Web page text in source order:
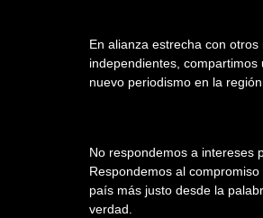
En alianza estrecha con otros
independientes, compartimos
nuevo periodismo en la región.
No respondemos a intereses
Respondemos al
país más justo desde la
verdad.